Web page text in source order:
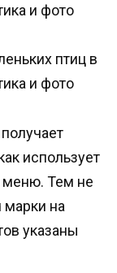
и фото
птиц в
и фото
использует
меню. Тем не
марки на
указаны